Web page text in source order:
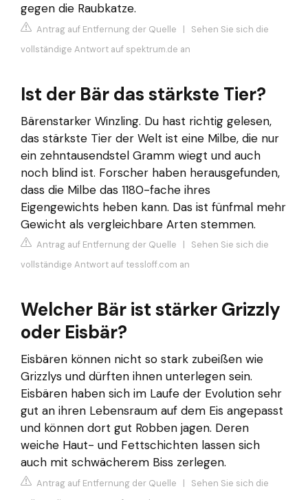
gegen die Raubkatze.
Antrag auf Entfernung der Quelle | Sehen Sie sich die
vollständige Antwort auf spektrum.de an
Ist der Bär das stärkste Tier?
Bärenstarker Winzling. Du hast richtig gelesen,
das stärkste Tier der Welt ist eine Milbe, die nur
ein zehntausendstel Gramm wiegt und auch
noch blind ist. Forscher haben herausgefunden,
dass die Milbe das 1180-fache ihres
Eigengewichts heben kann. Das ist fünfmal mehr
Gewicht als vergleichbare Arten stemmen.
Antrag auf Entfernung der Quelle | Sehen Sie sich die
vollständige Antwort auf tessloff.com an
Welcher Bär ist stärker Grizzly
oder Eisbär?
Eisbären können nicht so stark zubeißen wie
Grizzlys und dürften ihnen unterlegen sein.
Eisbären haben sich im Laufe der Evolution sehr
gut an ihren Lebensraum auf dem Eis angepasst
und können dort gut Robben jagen. Deren
weiche Haut- und Fettschichten lassen sich
auch mit schwächerem Biss zerlegen.
Antrag auf Entfernung der Quelle | Sehen Sie sich die